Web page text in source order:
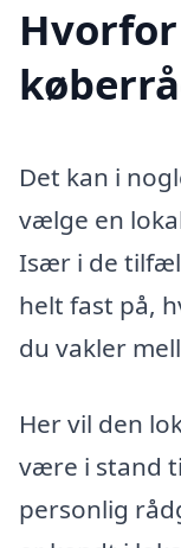
Det kan i
vælge en
Især i de
helt fast på,
du vakler
Her vil den
være i stand
personlig